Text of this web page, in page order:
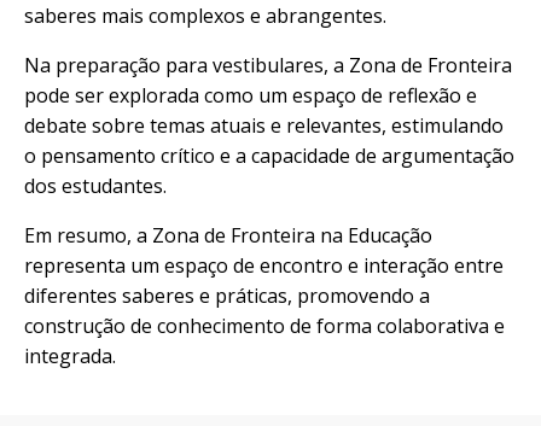
saberes mais complexos e abrangentes.
Na preparação para vestibulares, a Zona de Fronteira
pode ser explorada como um espaço de reflexão e
debate sobre temas atuais e relevantes, estimulando
o pensamento crítico e a capacidade de argumentação
dos estudantes.
Em resumo, a Zona de Fronteira na Educação
representa um espaço de encontro e interação entre
diferentes saberes e práticas, promovendo a
construção de conhecimento de forma colaborativa e
integrada.